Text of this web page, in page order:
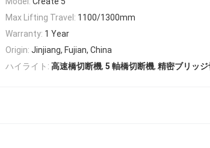
Max Lifting Travel: 1100/1300mm
Warranty: 1 Year
Origin: Jinjiang, Fujian, China
ハイライト: 高速橋切断機, 5 軸橋切断機, 精密ブリッ